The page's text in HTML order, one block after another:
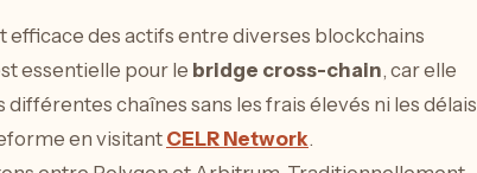
des actifs entre diverses blockchains
essentielle pour le bridge cross-chain, car elle
chaînes sans les frais élevés ni les délais
en visitant CELR Network.